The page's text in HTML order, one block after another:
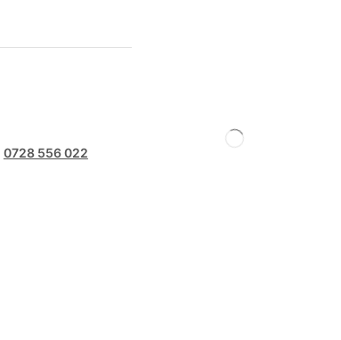
0728 556 022